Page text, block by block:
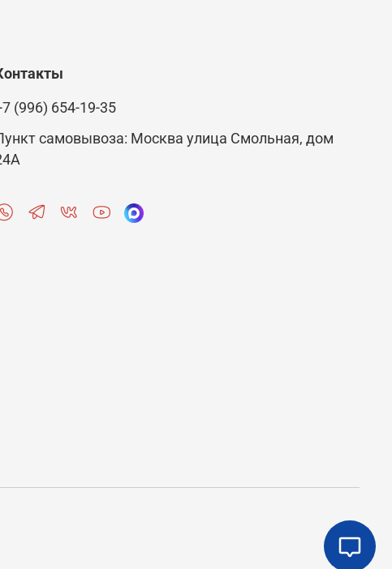
(996) 654-19-35
самовывоза: Москва улица Смольная, дом